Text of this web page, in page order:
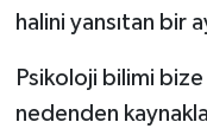
halini yansıtan bir
Psikoloji bilimi
nedenden